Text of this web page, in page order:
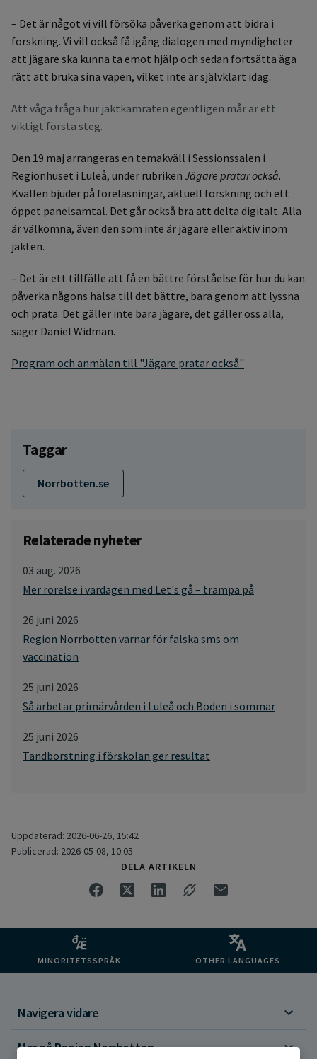
– Det är något vi vill försöka påverka genom att bidra i
forskning. Vi vill också få igång dialogen med myndigheter
att jägare ska kunna ta emot hjälp och sedan fortsätta äga
rätt att bruka sina vapen, vilket inte är självklart idag.
Att våga fråga hur jaktkamraten egentligen mår är ett
viktigt första steg.
Den 19 maj arrangeras en temakväll i Sessionssalen i
Regionhuset i Luleå, under rubriken Jägare pratar också.
Kvällen bjuder på föreläsningar, aktuell forskning och ett
öppet panelsamtal. Det går också bra att delta digitalt. Alla
är välkomna, även den som inte är jägare eller aktiv inom
jakten.
– Det är ett tillfälle att få en bättre förståelse för hur du kan
påverka någons hälsa till det bättre, bara genom att lyssna
och prata. Det gäller inte bara jägare, det gäller oss alla,
säger Daniel Widman.
Program och anmälan till "Jägare pratar också"
Taggar
Norrbotten.se
Relaterade nyheter
03 aug. 2026
Mer rörelse i vardagen med Let's gå – trampa på
26 juni 2026
Region Norrbotten varnar för falska sms om
vaccination
25 juni 2026
Så arbetar primärvården i Luleå och Boden i sommar
25 juni 2026
Tandborstning i förskolan ger resultat
Uppdaterad: 2026-06-26, 15:42
Publicerad: 2026-05-08, 10:05
DELA ARTIKELN
MINORITETSSPRÅK OTHER LANGUAGES
Navigera vidare
Mer på Region Norrbotten